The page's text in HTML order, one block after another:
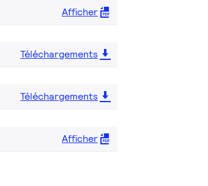
Afficher
Téléchargements
Téléchargements
Afficher